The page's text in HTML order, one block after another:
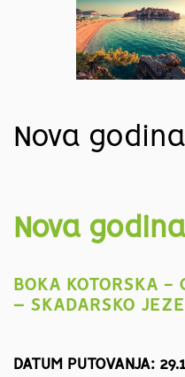
Nova
Nova
BOKA KOTORSKA -
– SKADARSKO
DATUM PUTOVANJA: